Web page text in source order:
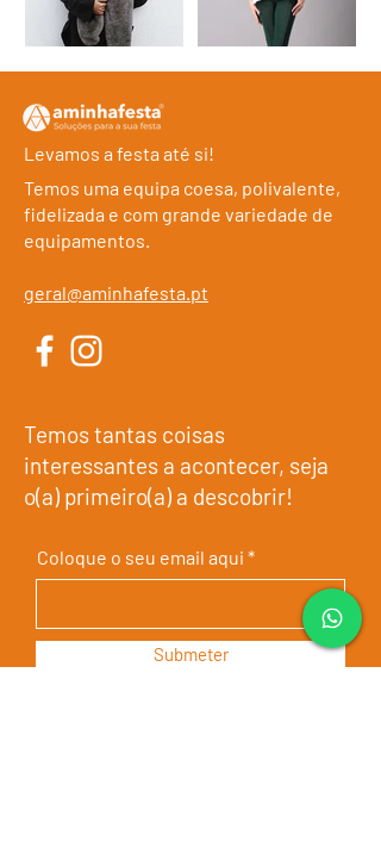
Levamos a festa até si!
Temos uma equipa coesa, polivalente,
fidelizada e com grande variedade de
equipamentos.
geral@aminhafesta.pt
Temos tantas coisas
interessantes a acontecer, seja
o(a) primeiro(a) a descobrir!
Coloque o seu email aqui
Submeter